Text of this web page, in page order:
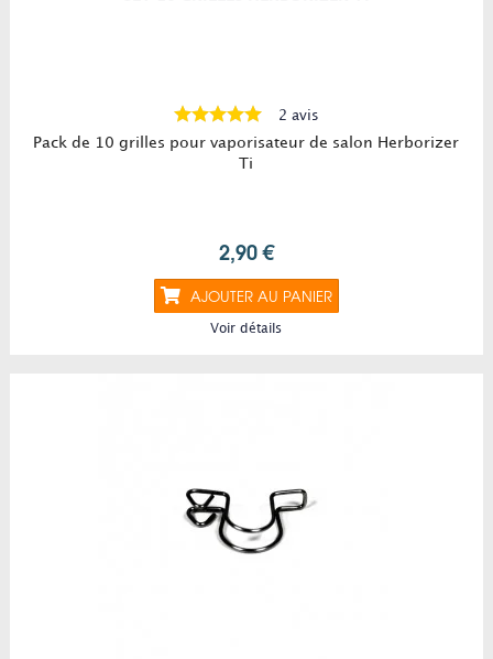
2 avis
Pack de 10 grilles pour vaporisateur de salon Herborizer
Ti
2,90 €
AJOUTER AU PANIER
Voir détails